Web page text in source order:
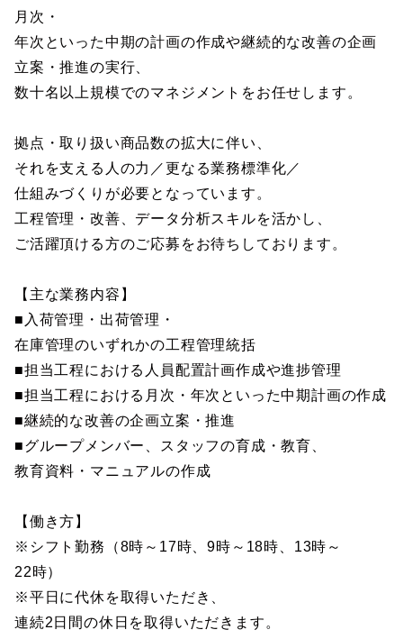
月次・
年次といった中期の計画の作成や継続的な改善の企画
立案・推進の実行、
数十名以上規模でのマネジメントをお任せします。
拠点・取り扱い商品数の拡大に伴い、
それを支える人の力／更なる業務標準化／
仕組みづくりが必要となっています。
工程管理・改善、データ分析スキルを活かし、
ご活躍頂ける方のご応募をお待ちしております。
【主な業務内容】
■入荷管理・出荷管理・
在庫管理のいずれかの工程管理統括
■担当工程における人員配置計画作成や進捗管理
■担当工程における月次・年次といった中期計画の作成
■継続的な改善の企画立案・推進
■グループメンバー、スタッフの育成・教育、
教育資料・マニュアルの作成
【働き方】
※シフト勤務（8時～17時、9時～18時、13時～
22時）
※平日に代休を取得いただき、
連続2日間の休日を取得いただきます。